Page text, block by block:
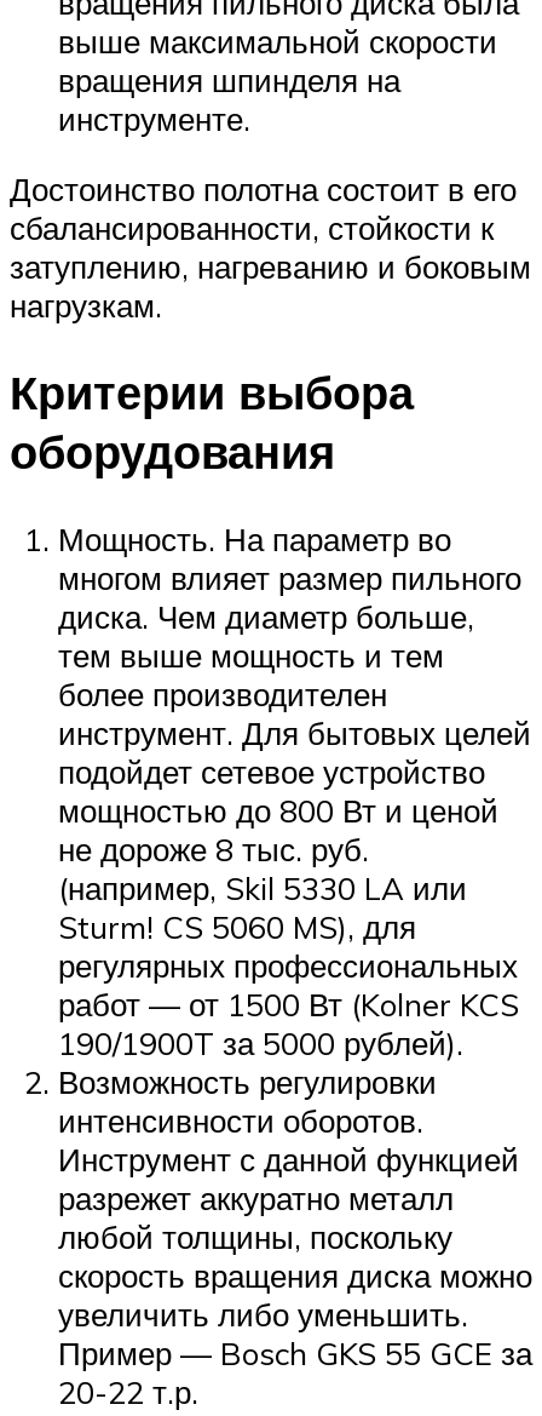
выше максимальной скорости
вращения шпинделя на
инструменте.
Достоинство полотна состоит в его
сбалансированности, стойкости к
затуплению, нагреванию и боковым
нагрузкам.
Критерии выбора
оборудования
Мощность. На параметр во
многом влияет размер пильного
диска. Чем диаметр больше,
тем выше мощность и тем
более производителен
инструмент. Для бытовых целей
подойдет сетевое устройство
мощностью до 800 Вт и ценой
не дороже 8 тыс. руб.
(например, Skil 5330 LA или
Sturm! CS 5060 MS), для
регулярных профессиональных
работ — от 1500 Вт (Kolner KCS
190/1900T за 5000 рублей).
Возможность регулировки
интенсивности оборотов.
Инструмент с данной функцией
разрежет аккуратно металл
любой толщины, поскольку
скорость вращения диска можно
увеличить либо уменьшить.
Пример — Bosch GKS 55 GCE за
20-22 т.р.